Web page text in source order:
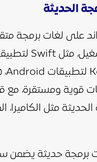
على لغات برمجة
قوية ومستقرة، مع
الحديثة مثل الكاميرا،
برمجة حديثة يضمن